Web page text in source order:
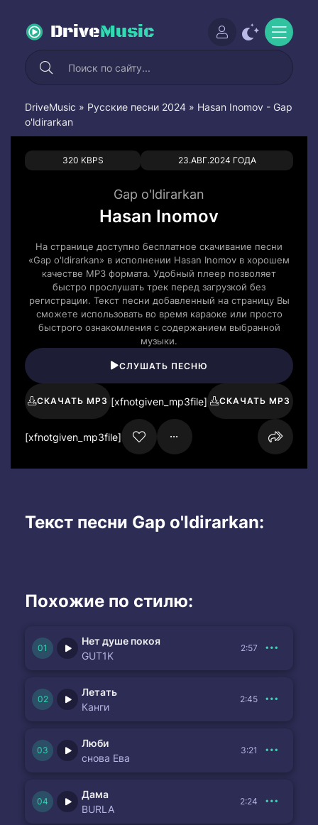
DriveMusic
DriveMusic » Русские песни 2024 » Hasan Inomov - Gap
o'ldirarkan
320 KBPS 23.АВГ.2024 ГОДА
0 0
Gap o'ldirarkan
Hasan Inomov
На странице доступно бесплатное скачивание песни
«Gap o'ldirarkan» в исполнении Hasan Inomov в хорошем
качестве MP3 формата. Удобный плеер позволяет
быстро прослушать трек перед загрузкой без
регистрации. Текст песни добавленный на страницу Вы
сможете использовать во время караоке или просто
быстрого ознакомления с содержанием выбранной
музыки.
СЛУШАТЬ ПЕСНЮ
СКАЧАТЬ MP3 [xfnotgiven_mp3file] СКАЧАТЬ MP3
[xfnotgiven_mp3file]
Текст песни Gap o'ldirarkan:
Похожие по стилю:
Нет душе покоя
GUT1K
2:57
Летать
Канги
2:45
Люби
снова Ева
3:21
Дама
BURLA
2:24